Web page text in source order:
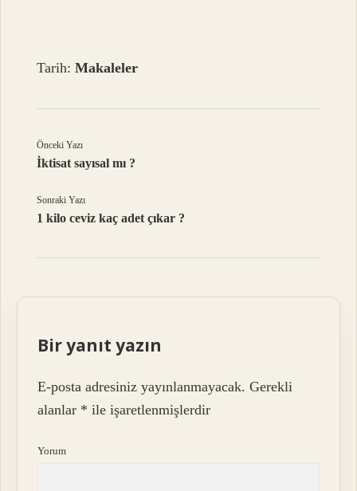
Tarih:Makaleler
Önceki Yazı
İktisat sayısal mı ?
Sonraki Yazı
1 kilo ceviz kaç adet çıkar ?
Bir yanıt yazın
E-posta adresiniz yayınlanmayacak. Gerekli
alanlar * ile işaretlenmişlerdir
Yorum